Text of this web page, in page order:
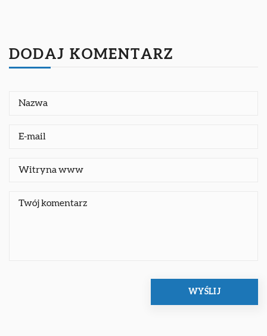
DODAJ KOMENTARZ